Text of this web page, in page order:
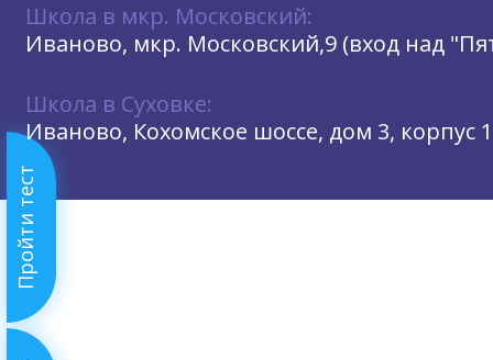
Пройти тест
Школа в мкр. Московский:
Иваново, мкр. Московский,9 (вход над
Школа в Суховке:
Иваново, Кохомское шоссе, дом 3, корпус 1